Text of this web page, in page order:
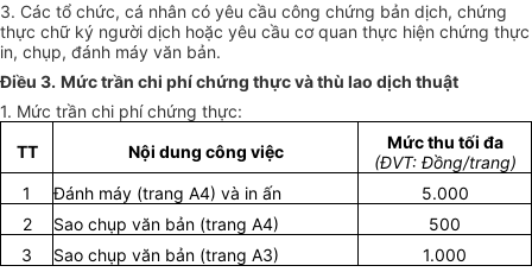
3. Các tổ chức, cá nhân có yêu cầu công chứng bản dịch, chứng
thực chữ ký người dịch hoặc yêu cầu cơ quan thực hiện chứng thực
in, chụp, đánh máy văn bản.
Điều 3. Mức trần chi phí chứng thực và thù lao dịch thuật
1. Mức trần chi phí chứng thực:
TT
Nội dung công việc
Mức thu tối đa
(ĐVT: Đồng/trang)
1
Đánh máy (trang A4) và in ấn
5.000
2
Sao chụp văn bản (trang A4)
500
3
Sao chụp văn bản (trang A3)
1.000